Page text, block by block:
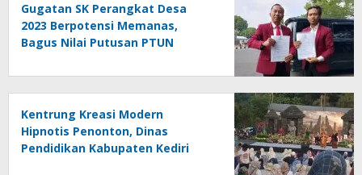
Gugatan SK Perangkat Desa
2023 Berpotensi Memanas,
Bagus Nilai Putusan PTUN
Kentrung Kreasi Modern
Hipnotis Penonton, Dinas
Pendidikan Kabupaten Kediri